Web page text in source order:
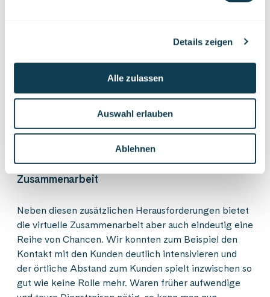
Details zeigen
Alle zulassen
Auswahl erlauben
Ablehnen
auf die Besonderheiten der virtuellen Zusammenarbeit
Einführung in die Benutzung der Tools ein.
Glücklicherweise haben die Hersteller hier aber
gelernt und die meisten Programme sind inzwischen
stabiler, schneller und vor allem allgemein verfügbar.
Neue Möglichkeiten ermöglichen intensivere
Zusammenarbeit
Neben diesen zusätzlichen Herausforderungen bietet
die virtuelle Zusammenarbeit aber auch eindeutig eine
Reihe von Chancen. Wir konnten zum Beispiel den
Kontakt mit den Kunden deutlich intensivieren und
der örtliche Abstand zum Kunden spielt inzwischen so
gut wie keine Rolle mehr. Waren früher aufwendige